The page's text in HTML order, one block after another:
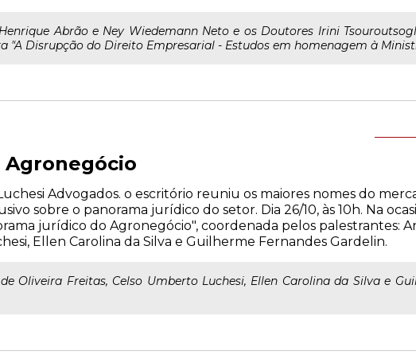
Abrão e Ney Wiedemann Neto e os Doutores Irini
Disrupção do Direito Empresarial - Estudos em homenagem à
Advogados. o escritório reuniu os maiores nomes do
sobre o panorama jurídico do setor. Dia 26/10, às 10h. Na
jurídico do Agronegócio", coordenada pelos palestrantes:
Ellen Carolina da Silva e Guilherme Fernandes Gardelin.
de Oliveira Freitas, Celso Umberto Luchesi, Ellen Carolina da Silva e